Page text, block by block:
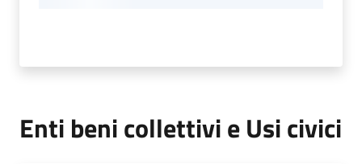
Enti beni collettivi e Usi civici